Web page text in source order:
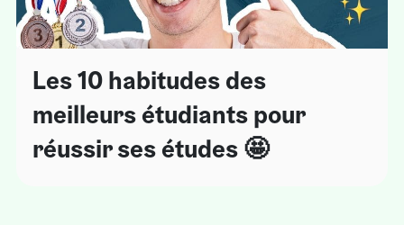
Les 10 habitudes des
meilleurs étudiants pour
réussir ses études 🤩